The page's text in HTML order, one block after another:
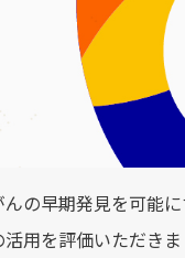
の早期発見を可能
用を評価いただきま